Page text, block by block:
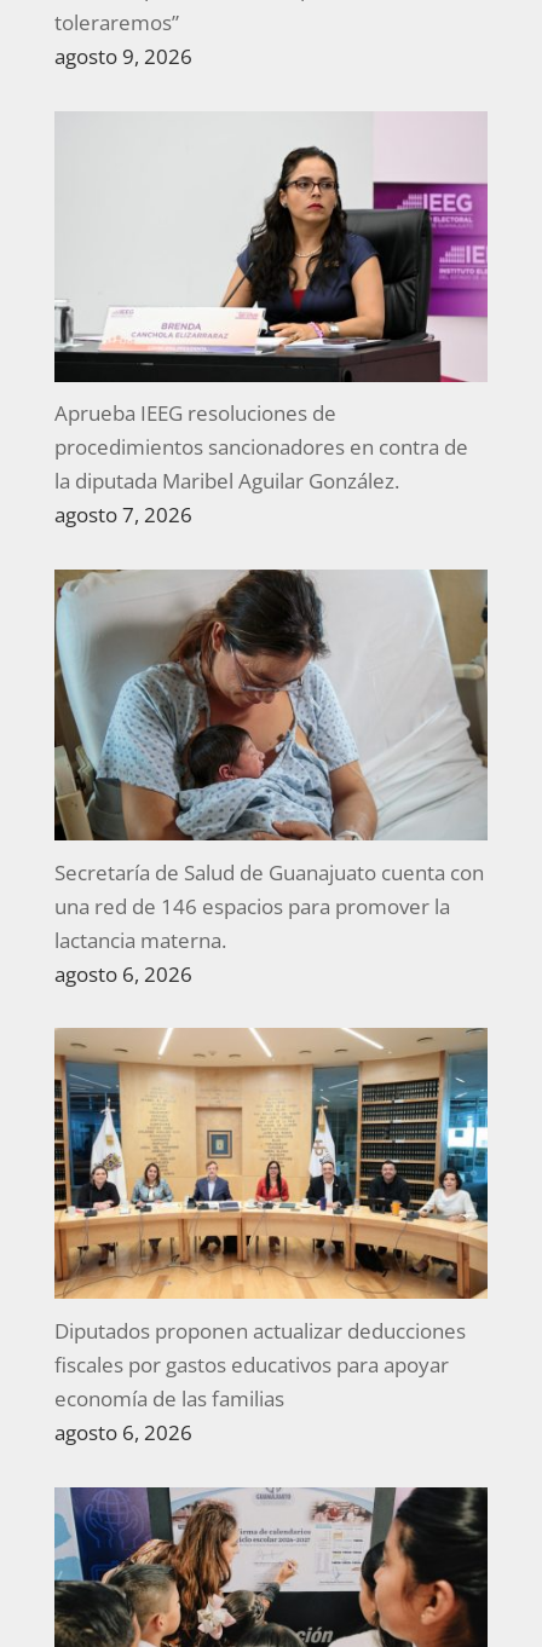
toleraremos”
agosto 9, 2026
Aprueba IEEG resoluciones de
procedimientos sancionadores en contra de
la diputada Maribel Aguilar González.
agosto 7, 2026
Secretaría de Salud de Guanajuato cuenta con
una red de 146 espacios para promover la
lactancia materna.
agosto 6, 2026
Diputados proponen actualizar deducciones
fiscales por gastos educativos para apoyar
economía de las familias
agosto 6, 2026